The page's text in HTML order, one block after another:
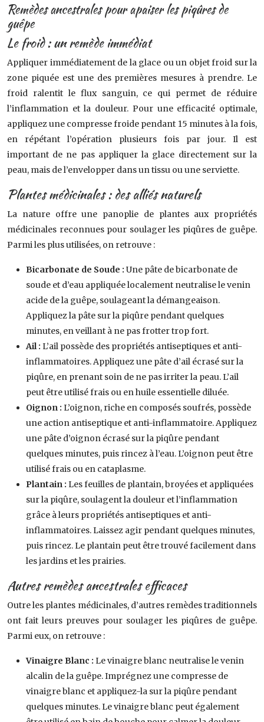
Remèdes ancestrales pour apaiser les piqûres de
guêpe
Le froid : un remède immédiat
Appliquer immédiatement de la glace ou un objet froid sur la
zone piquée est une des premières mesures à prendre. Le
froid ralentit le flux sanguin, ce qui permet de réduire
l’inflammation et la douleur. Pour une efficacité optimale,
appliquez une compresse froide pendant 15 minutes à la fois,
en répétant l’opération plusieurs fois par jour. Il est
important de ne pas appliquer la glace directement sur la
peau, mais de l’envelopper dans un tissu ou une serviette.
Plantes médicinales : des alliés naturels
La nature offre une panoplie de plantes aux propriétés
médicinales reconnues pour soulager les piqûres de guêpe.
Parmi les plus utilisées, on retrouve :
Bicarbonate de Soude : Une pâte de bicarbonate de
soude et d’eau appliquée localement neutralise le venin
acide de la guêpe, soulageant la démangeaison.
Appliquez la pâte sur la piqûre pendant quelques
minutes, en veillant à ne pas frotter trop fort.
Ail : L’ail possède des propriétés antiseptiques et anti-
inflammatoires. Appliquez une pâte d’ail écrasé sur la
piqûre, en prenant soin de ne pas irriter la peau. L’ail
peut être utilisé frais ou en huile essentielle diluée.
Oignon : L’oignon, riche en composés soufrés, possède
une action antiseptique et anti-inflammatoire. Appliquez
une pâte d’oignon écrasé sur la piqûre pendant
quelques minutes, puis rincez à l’eau. L’oignon peut être
utilisé frais ou en cataplasme.
Plantain : Les feuilles de plantain, broyées et appliquées
sur la piqûre, soulagent la douleur et l’inflammation
grâce à leurs propriétés antiseptiques et anti-
inflammatoires. Laissez agir pendant quelques minutes,
puis rincez. Le plantain peut être trouvé facilement dans
les jardins et les prairies.
Autres remèdes ancestrales efficaces
Outre les plantes médicinales, d’autres remèdes traditionnels
ont fait leurs preuves pour soulager les piqûres de guêpe.
Parmi eux, on retrouve :
Vinaigre Blanc : Le vinaigre blanc neutralise le venin
alcalin de la guêpe. Imprégnez une compresse de
vinaigre blanc et appliquez-la sur la piqûre pendant
quelques minutes. Le vinaigre blanc peut également